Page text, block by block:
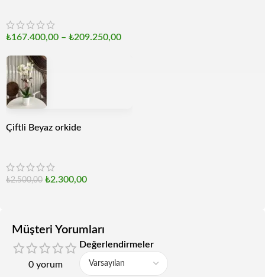
₺167.400,00 – ₺209.250,00
Çiftli Beyaz orkide
₺2.500,00 ₺2.300,00
Müşteri Yorumları
0 yorum
Değerlendirmeler